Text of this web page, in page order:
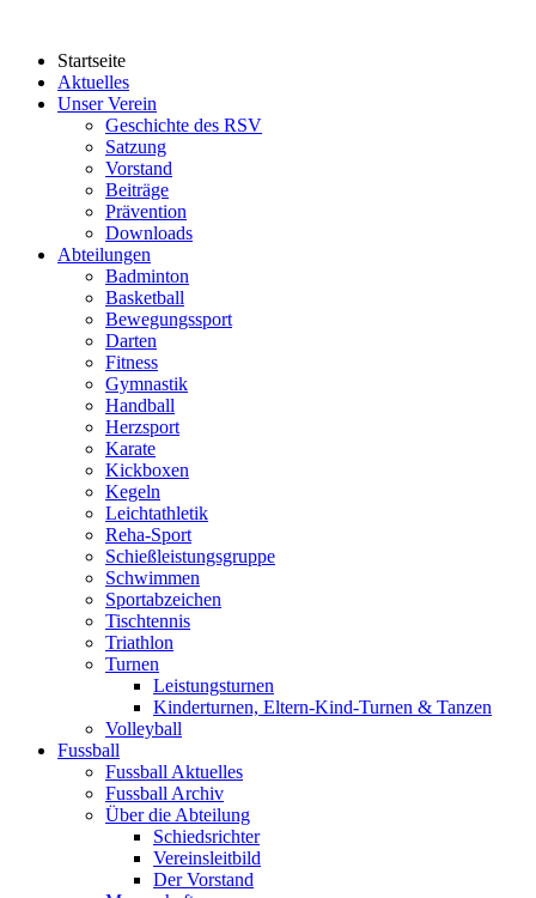
Startseite
Aktuelles
Unser Verein
Geschichte des RSV
Satzung
Vorstand
Beiträge
Prävention
Downloads
Abteilungen
Badminton
Basketball
Bewegungssport
Darten
Fitness
Gymnastik
Handball
Herzsport
Karate
Kickboxen
Kegeln
Leichtathletik
Reha-Sport
Schießleistungsgruppe
Schwimmen
Sportabzeichen
Tischtennis
Triathlon
Turnen
Leistungsturnen
Kinderturnen, Eltern-Kind-Turnen & Tanzen
Volleyball
Fussball
Fussball Aktuelles
Fussball Archiv
Über die Abteilung
Schiedsrichter
Vereinsleitbild
Der Vorstand